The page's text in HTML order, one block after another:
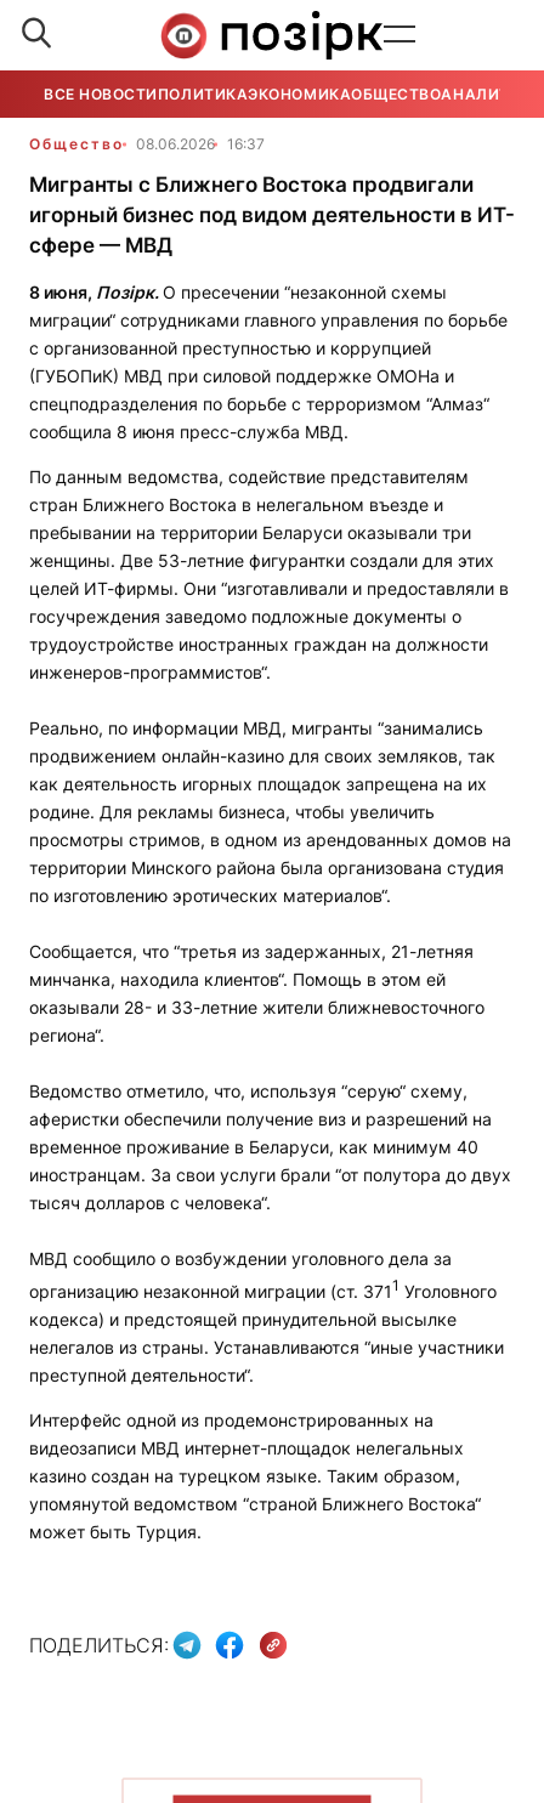
ВСЕ НОВОСТИ ПОЛИТИКАЭКОНОМИКАОБЩЕСТВОАНАЛИТИКА
Общество 08.06.2026 16:37
Мигранты с Ближнего Востока продвигали
игорный бизнес под видом деятельности в ИТ-
сфере — МВД
8 июня, Позірк.О пресечении “незаконной схемы
миграции“ сотрудниками главного управления по борьбе
с организованной преступностью и коррупцией
(ГУБОПиК) МВД при силовой поддержке ОМОНа и
спецподразделения по борьбе с терроризмом “Алмаз“
сообщила 8 июня пресс-служба МВД.
По данным ведомства, содействие представителям
стран Ближнего Востока в нелегальном въезде и
пребывании на территории Беларуси оказывали три
женщины. Две 53-летние фигурантки создали для этих
целей ИТ-фирмы. Они “изготавливали и предоставляли в
госучреждения заведомо подложные документы о
трудоустройстве иностранных граждан на должности
инженеров-программистов“.
Реально, по информации МВД, мигранты “занимались
продвижением онлайн-казино для своих земляков, так
как деятельность игорных площадок запрещена на их
родине. Для рекламы бизнеса, чтобы увеличить
просмотры стримов, в одном из арендованных домов на
территории Минского района была организована студия
по изготовлению эротических материалов“.
Сообщается, что “третья из задержанных, 21-летняя
минчанка, находила клиентов“. Помощь в этом ей
оказывали 28- и 33-летние жители ближневосточного
региона“.
Ведомство отметило, что, используя “серую“ схему,
аферистки обеспечили получение виз и разрешений на
временное проживание в Беларуси, как минимум 40
иностранцам. За свои услуги брали “от полутора до двух
тысяч долларов с человека“.
МВД сообщило о возбуждении уголовного дела за
организацию незаконной миграции (ст. 3711 Уголовного
кодекса) и предстоящей принудительной высылке
нелегалов из страны. Устанавливаются “иные участники
преступной деятельности“.
Интерфейс одной из продемонстрированных на
видеозаписи МВД интернет-площадок нелегальных
казино создан на турецком языке. Таким образом,
упомянутой ведомством “страной Ближнего Востока“
может быть Турция.
ПОДЕЛИТЬСЯ: